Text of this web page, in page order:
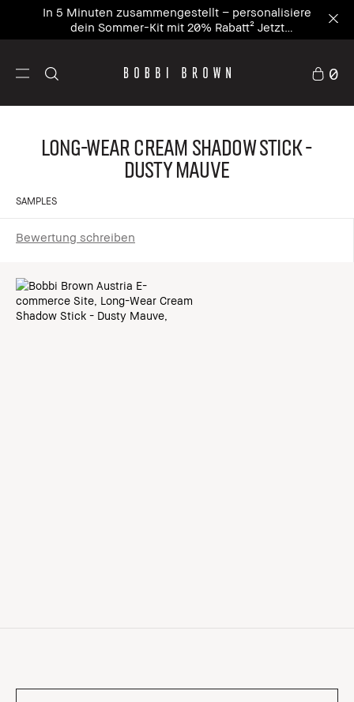
In 5 Minuten zusammengestellt – personalisiere
dein Sommer-Kit mit 20% Rabatt² Jetzt
personalisieren
0
Long-Wear Cream Shadow Stick -
Dusty Mauve
SAMPLES
Bewertung schreiben